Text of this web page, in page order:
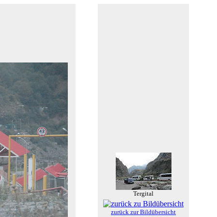
Tergital
zurück zur Bildübersicht